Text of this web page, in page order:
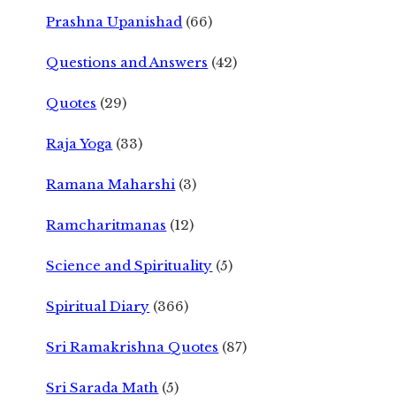
Prashna Upanishad (66)
Questions and Answers (42)
Quotes (29)
Raja Yoga (33)
Ramana Maharshi (3)
Ramcharitmanas (12)
Science and Spirituality (5)
Spiritual Diary (366)
Sri Ramakrishna Quotes (87)
Sri Sarada Math (5)